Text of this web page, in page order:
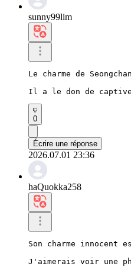
sunny99lim
Le charme de
Il a le don de
0
Écrire une réponse
2026.07.01 23:36
haQuokka258
Son charme innocent
J'aimerais voir une